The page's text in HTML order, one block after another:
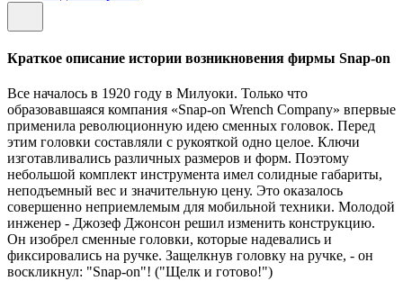
Краткое описание истории возникновения фирмы Snap-on
Все началось в 1920 году в Милуоки. Только что
образовавшаяся компания «Snap-on Wrench Company» впервые
применила революционную идею сменных головок. Перед
этим головки составляли с рукояткой одно целое. Ключи
изготавливались различных размеров и форм. Поэтому
небольшой комплект инструмента имел солидные габариты,
неподъемный вес и значительную цену. Это оказалось
совершенно неприемлемым для мобильной техники. Молодой
инженер - Джозеф Джонсон решил изменить конструкцию.
Он изобрел сменные головки, которые надевались и
фиксировались на ручке. Защелкнув головку на ручке, - он
воскликнул: "Snap-on"! ("Щелк и готово!")